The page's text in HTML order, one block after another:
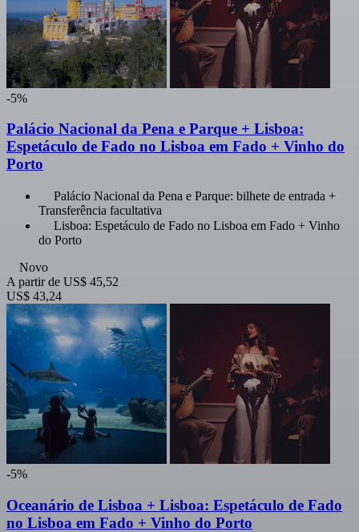
-5%
Palácio Nacional da Pena e Parque + Lisboa:
Espetáculo de Fado no Lisboa em Fado + Vinho do
Porto
Palácio Nacional da Pena e Parque: bilhete de entrada +
Transferência facultativa
Lisboa: Espetáculo de Fado no Lisboa em Fado + Vinho
do Porto
Novo
A partir de US$ 45,52
US$ 43,24
-5%
Oceanário de Lisboa + Lisboa: Espetáculo de Fado
no Lisboa em Fado + Vinho do Porto